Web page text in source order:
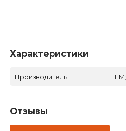
Характеристики
Производитель TIM;
Отзывы